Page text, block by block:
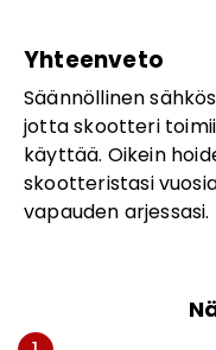
Yhteenveto
Säännöllinen
jotta skootteri
käyttää. Oikein
skootteristasi
vapauden arjessasi.